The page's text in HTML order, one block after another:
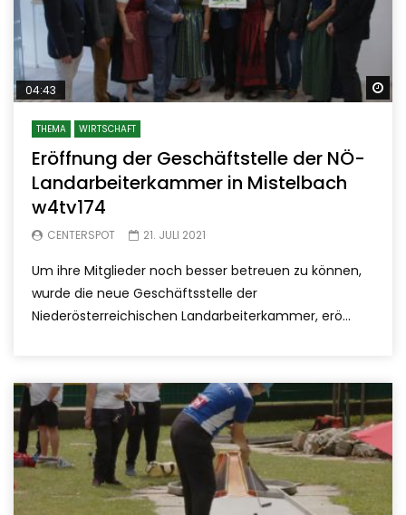
04:43
THEMA WIRTSCHAFT
Eröffnung der Geschäftstelle der NÖ-
Landarbeiterkammer in Mistelbach
w4tv174
CENTERSPOT 21. JULI 2021
Um ihre Mitglieder noch besser betreuen zu können,
wurde die neue Geschäftsstelle der
Niederösterreichischen Landarbeiterkammer, erö...